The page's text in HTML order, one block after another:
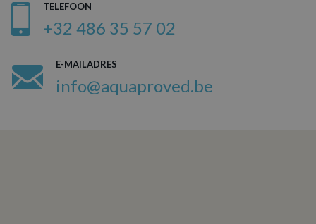
TELEFOON
+32 486 35 57 02
E-MAILADRES
info@aquaproved.be